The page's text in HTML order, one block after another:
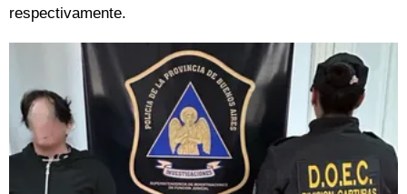
respectivamente.